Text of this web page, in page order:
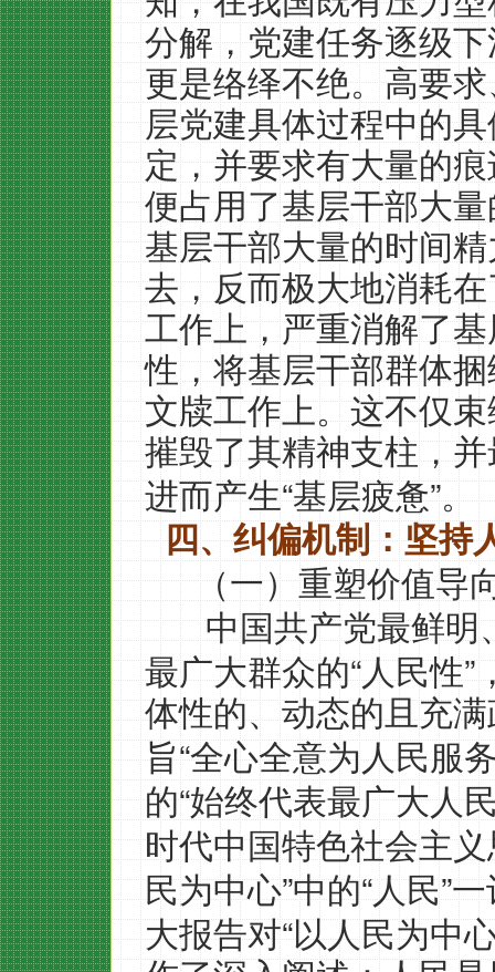
分解，党建任务逐级
更是络绎不绝。高要
层党建具体过程中的
定，并要求有大量的
便占用了基层干部大
基层干部大量的时间
去，反而极大地消耗
工作上，严重消解了
性，将基层干部群体
文牍工作上。这不仅
摧毁了其精神支柱，
进而产生“基层疲惫”。
四、纠偏机制：坚持
（一）重塑价值导
中国共产党最鲜明
最广大群众的“人民性”
体性的、动态的且充
旨“全心全意为人民服
的“始终代表最广大人
时代中国特色社会主
民为中心”中的“人民”一
大报告对“以人民为中